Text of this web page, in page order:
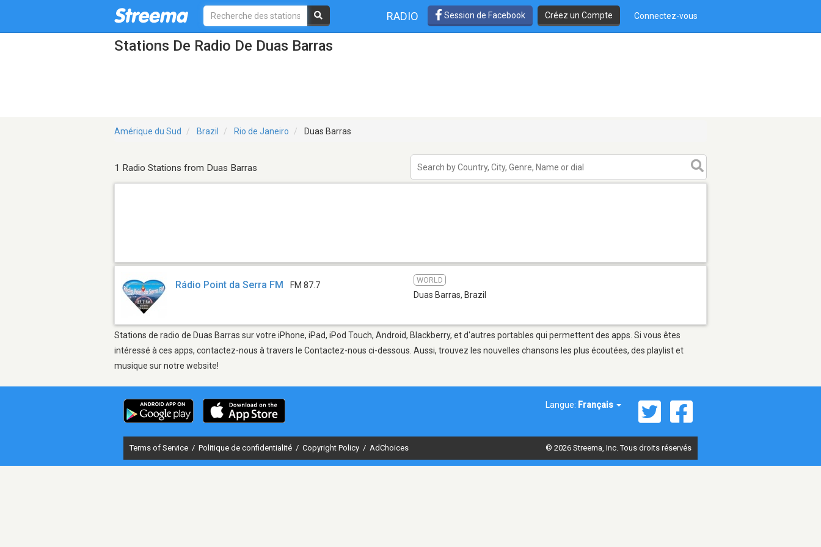
RADIO Session de Facebook Créez un Compte Connectez-vous
Stations De Radio De Duas Barras
Amérique du Sud Brazil Rio de Janeiro Duas Barras
1 Radio Stations from Duas Barras
Rádio Point da Serra FM FM 87.7
WORLD
Duas Barras, Brazil
Stations de radio de Duas Barras sur votre iPhone, iPad, iPod Touch, Android, Blackberry, et d'autres portables qui permettent des apps. Si vous êtes
intéressé à ces apps, contactez-nous à travers le Contactez-nous ci-dessous. Aussi, trouvez les nouvelles chansons les plus écoutées, des playlist et
musique sur notre website!
Langue: Français
Terms of Service / Politique de confidentialité / Copyright Policy / AdChoices © 2026 Streema, Inc. Tous droits réservés